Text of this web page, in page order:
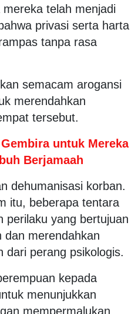
telah menjadi
privasi serta harta
tanpa rasa
semacam arogansi
merendahkan
tersebut.
untuk Mereka
Berjamaah
dehumanisasi korban.
itu, beberapa tentara
perilaku yang bertujuan
dan merendahkan
dari perang psikologis.
kepada
menunjukkan
mempermalukan